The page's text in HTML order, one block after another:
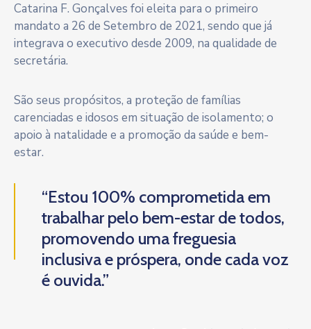
Catarina F. Gonçalves foi eleita para o primeiro
mandato a 26 de Setembro de 2021, sendo que já
integrava o executivo desde 2009, na qualidade de
secretária.
São seus propósitos, a proteção de famílias
carenciadas e idosos em situação de isolamento; o
apoio à natalidade e a promoção da saúde e bem-
estar.
“Estou 100% comprometida em
trabalhar pelo bem-estar de todos,
promovendo uma freguesia
inclusiva e próspera, onde cada voz
é ouvida.”